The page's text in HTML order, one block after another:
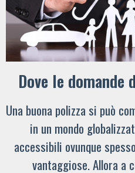
Dove le domande
Una buona polizza si può
in un mondo
accessibili ovunque
vantaggiose. Allora a